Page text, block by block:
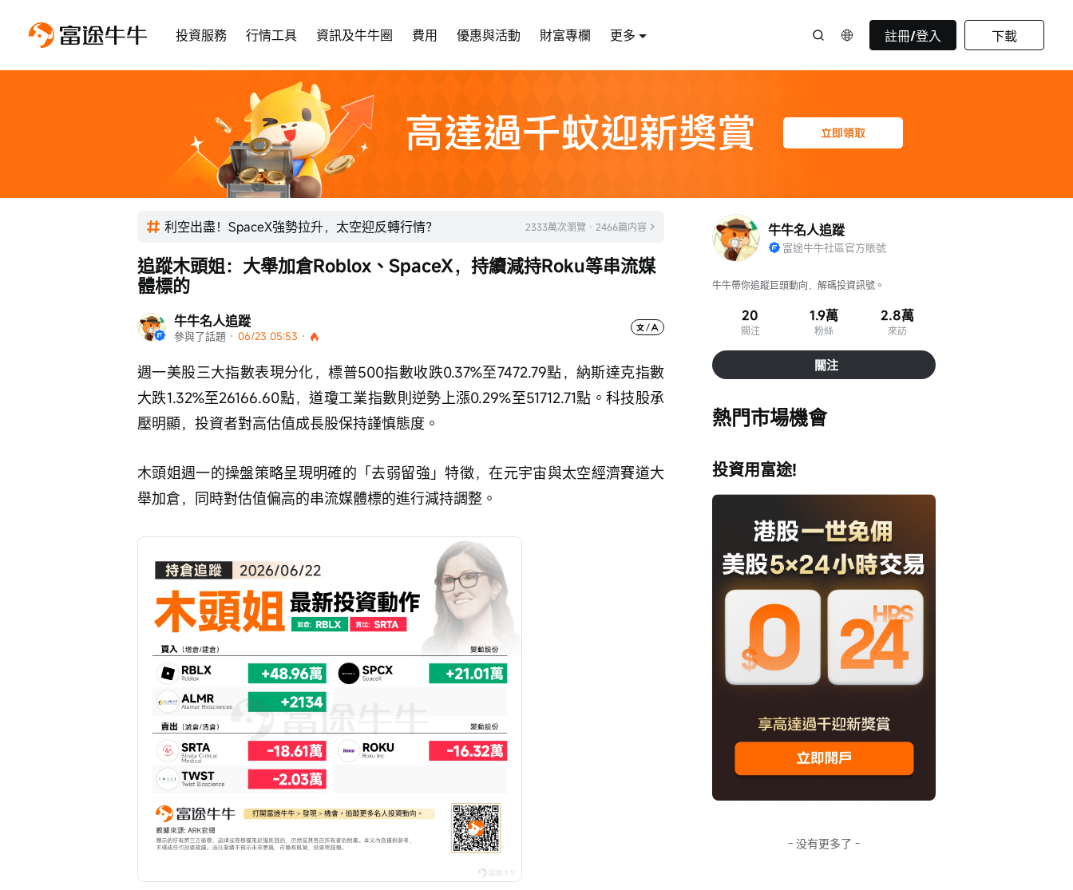
投資服務 行情工具 資訊及牛牛圈 費用 優惠與活動 財富專欄 更多 註冊/登入 下載
利空出盡！SpaceX強勢拉升，太空迎反轉行情？ 2333萬次瀏覽 · 2466篇内容
牛牛名人追蹤
參與了話題 · 06/23 05:53 ·
追蹤木頭姐：大舉加倉Roblox、SpaceX，持續減持Roku等串流媒
體標的
週一美股三大指數表現分化，標普500指數收跌0.37%至7472.79點，納斯達克指數
大跌1.32%至26166.60點，道瓊工業指數則逆勢上漲0.29%至51712.71點。科技股承
壓明顯，投資者對高估值成長股保持謹慎態度。
木頭姐週一的操盤策略呈現明確的「去弱留強」特徵，在元宇宙與太空經濟賽道大
舉加倉，同時對估值偏高的串流媒體標的進行減持調整。
牛牛名人追蹤
富途牛牛社區官方賬號
牛牛帶你追蹤巨頭動向，解碼投資訊號。
20
關注
1.9萬
粉絲
2.8萬
來訪
關注
熱門市場機會
投資用富途!
- 没有更多了 -